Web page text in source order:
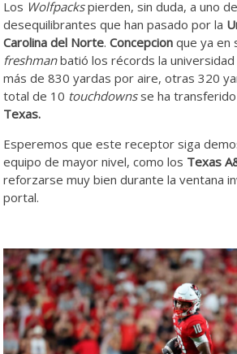
Los Wolfpackspierden, sin duda, a uno
desequilibrantes que han pasado por la
Carolina del Norte.Concepcionque ya en
freshmanbatió los récords la
más de 830 yardas por aire, otras 320
total de 10 touchdownsse ha
Texas.
Esperemos que este receptor siga
equipo de mayor nivel, como los Texas
reforzarse muy bien durante la ventana
portal.